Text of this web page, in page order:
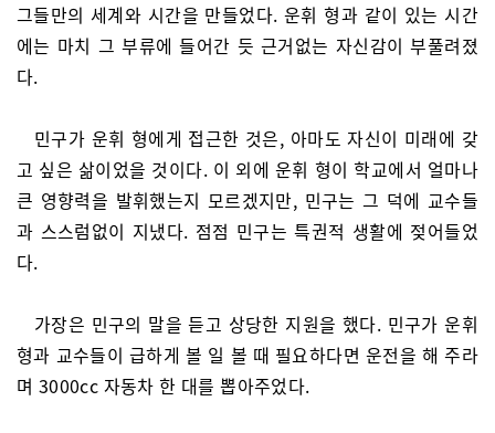
그들만의 세계와 시간을 만들었다. 운휘 형과 같이 있는 시간
에는 마치 그 부류에 들어간 듯 근거없는 자신감이 부풀려졌
다.
민구가 운휘 형에게 접근한 것은, 아마도 자신이 미래에 갖
고 싶은 삶이었을 것이다. 이 외에 운휘 형이 학교에서 얼마나
큰 영향력을 발휘했는지 모르겠지만, 민구는 그 덕에 교수들
과 스스럼없이 지냈다. 점점 민구는 특권적 생활에 젖어들었
다.
가장은 민구의 말을 듣고 상당한 지원을 했다. 민구가 운휘
형과 교수들이 급하게 볼 일 볼 때 필요하다면 운전을 해 주라
며 3000cc 자동차 한 대를 뽑아주었다.